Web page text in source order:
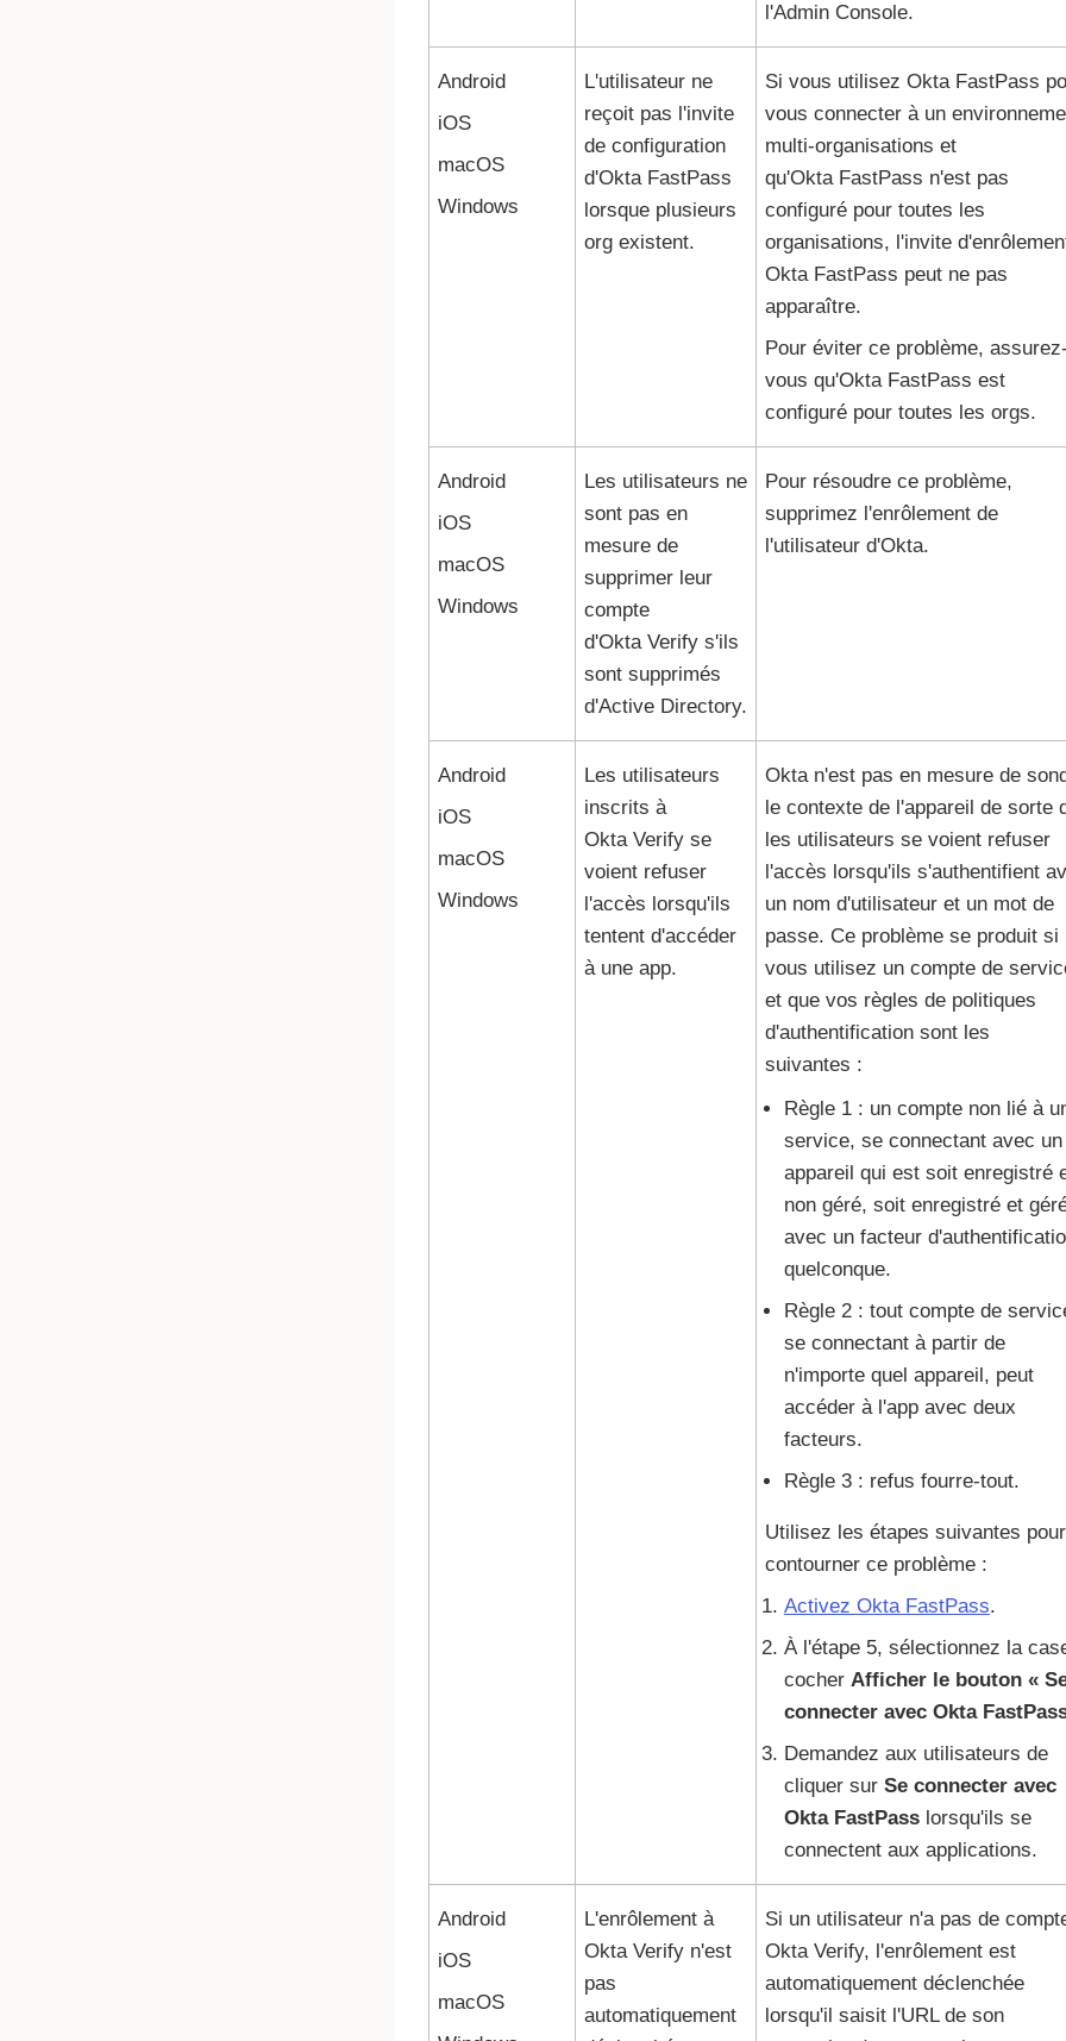
l'Admin Console.
Android
iOS
macOS
Windows
L'utilisateur ne
reçoit pas l'invite
de configuration
d'Okta FastPass
lorsque plusieurs
org existent.
Si vous utilisez Okta FastPass
vous connecter à un
multi-organisations et
qu'Okta FastPass n'est pas
configuré pour toutes les
organisations, l'invite
Okta FastPass peut ne pas
apparaître.
Pour éviter ce problème, assurez-
vous qu'Okta FastPass est
configuré pour toutes les orgs.
Android
iOS
macOS
Windows
Les utilisateurs ne
sont pas en
mesure de
supprimer leur
compte
d'Okta Verifys'ils
sont supprimés
d'Active Directory.
Pour résoudre ce problème,
supprimez l'enrôlement de
l'utilisateur d'Okta.
Android
iOS
macOS
Windows
Les utilisateurs
inscrits à
Okta Verifyse
voient refuser
l'accès lorsqu'ils
tentent d'accéder
à une app.
Oktan'est pas en mesure de
le contexte de l'appareil de sorte
les utilisateurs se voient refuser
l'accès lorsqu'ils s'authentifient
un nom d'utilisateur et un mot de
passe. Ce problème se produit si
vous utilisez un compte de
et que vos règles de politiques
d'authentification sont les
suivantes :
Règle 1 : un compte non lié à
service, se connectant avec un
appareil qui est soit enregistré
non géré, soit enregistré et
avec un facteur
quelconque.
Règle 2 : tout compte de
se connectant à partir de
n'importe quel appareil, peut
accéder à l'app avec deux
facteurs.
Règle 3 : refus fourre-tout.
Utilisez les étapes suivantes pour
contourner ce problème :
Activez Okta FastPass.
À l'étape 5, sélectionnez la
cocher Afficher le bouton «
connecter avec Okta
Demandez aux utilisateurs de
cliquer sur Se connecter avec
Okta FastPass lorsqu'ils se
connectent aux applications.
Android
iOS
macOS
L'enrôlement à
Okta Verifyn'est
pas
automatiquement
Si un utilisateur n'a pas de
Okta Verify, l'enrôlement est
automatiquement déclenchée
lorsqu'il saisit l'URL de son